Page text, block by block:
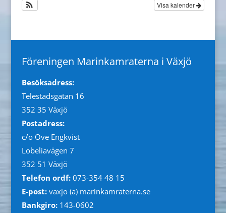
Visa kalender
Föreningen Marinkamraterna i Växjö
Besöksadress:
Telestadsgatan 16
352 35 Växjö
Postadress:
c/o Ove Engkvist
Lobeliavägen 7
352 51 Växjö
Telefon ordf: 073-354 48 15
E-post:vaxjo (a) marinkamraterna.se
Bankgiro: 143-0602